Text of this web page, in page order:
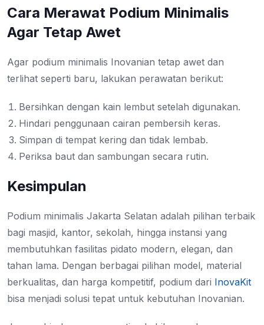
Cara Merawat Podium Minimalis
Agar Tetap Awet
Agar podium minimalis Inovanian tetap awet dan
terlihat seperti baru, lakukan perawatan berikut:
Bersihkan dengan kain lembut setelah digunakan.
Hindari penggunaan cairan pembersih keras.
Simpan di tempat kering dan tidak lembab.
Periksa baut dan sambungan secara rutin.
Kesimpulan
Podium minimalis Jakarta Selatan adalah pilihan terbaik
bagi masjid, kantor, sekolah, hingga instansi yang
membutuhkan fasilitas pidato modern, elegan, dan
tahan lama. Dengan berbagai pilihan model, material
berkualitas, dan harga kompetitif, podium dari InovaKit
bisa menjadi solusi tepat untuk kebutuhan Inovanian.